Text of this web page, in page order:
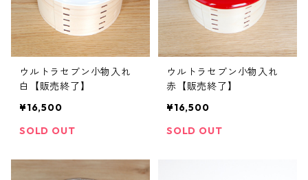
ウルトラセブン小物入れ
白【販売終了】
¥16,500
SOLD OUT
ウルトラセブン小物入れ
赤【販売終了】
¥16,500
SOLD OUT